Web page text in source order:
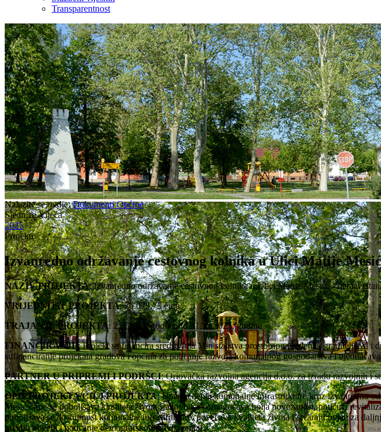
Transparentnost
Nalazite se ovdje:Dokumenti Općine
Sjednice Vijeća
2025
Projekti
Izvanredno održavanje cestovnog kolnika u Ulici Matije
NAZIV PROJEKTA: Izvanredno održavanje cestovnog kolnika u Ulici Matije Mesića -
VRIJEDNOST PROJEKTA: 76.073,75 eura
TRAJANJE PROJEKTA: 2.5.2025. godine do 31.12.2025. godine
FINANCIRANJE : Projekt se financira sredstvima Ministarstva prostornog uređenja, graditeljstva i
sufinanciranje projekata gradova i općina za poticanje razvoja komunalnog gospodarstva i
PARTNER U PRIPREMI I PODRŠCI: Oriovačka razvojna agencija d.o.o. za izradu razvojnih i
OPIS PROJEKTA/CILJ PROJEKTA: Unaprjeđenje komunalne infrastrukture kroz izvanredno
Mesić čime se poboljšava kvaliteta života stanovnika i omogućava bolja povezanost, potičući
poboljšava se dostupnost komunalne infrastrukture, povećava kvaliteta života i stvaraju uvjeti za
mladih obitelji i poticanje demografskog oživljavanja.